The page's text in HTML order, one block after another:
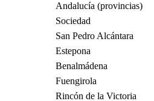
Andalucía (provincias)
Sociedad
San Pedro Alcántara
Estepona
Benalmádena
Fuengirola
Rincón de la Victoria